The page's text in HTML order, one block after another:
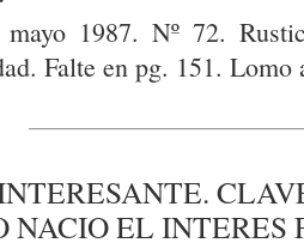
1987. Nº 72.
Falte en pg. 151. Lomo
NACIO EL